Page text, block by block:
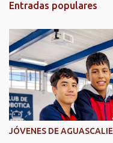
i
o
s
Entradas populares
JÓVENES DE